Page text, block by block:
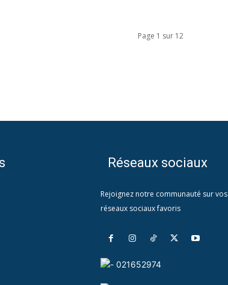
Page 1 sur 12
Réseaux sociaux
Rejoignez notre communauté sur vos
réseaux sociaux favoris
021652974